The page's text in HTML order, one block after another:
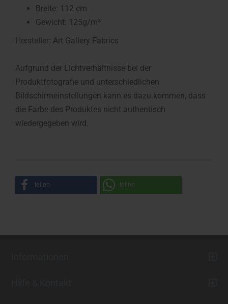
Breite: 112 cm
Gewicht: 125g/m²
Hersteller: Art Gallery Fabrics
Aufgrund der Lichtverhältnisse bei der
Produktfotografie und unterschiedlichen
Bildschirmeinstellungen kann es dazu kommen, dass
die Farbe des Produktes nicht authentisch
wiedergegeben wird.
teilen teilen